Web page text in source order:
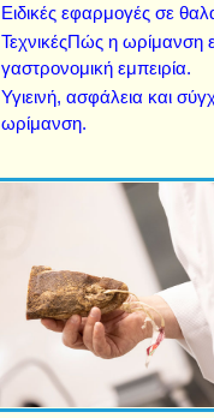
Ειδικές εφαρμογές σε
ΤεχνικέςΠώς η ωρίμανση
γαστρονομική εμπειρία.
Υγιεινή, ασφάλεια και
ωρίμανση.